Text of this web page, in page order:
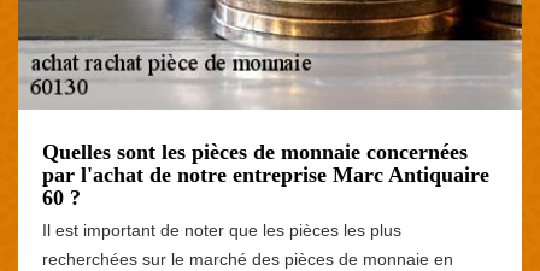
Quelles sont les pièces de monnaie concernées
par l'achat de notre entreprise Marc Antiquaire
60 ?
Il est important de noter que les pièces les plus
recherchées sur le marché des pièces de monnaie en